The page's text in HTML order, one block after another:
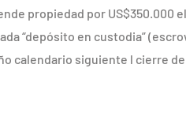
propiedad por US$350.000
“depósito en custodia”
calendario siguiente l cierre